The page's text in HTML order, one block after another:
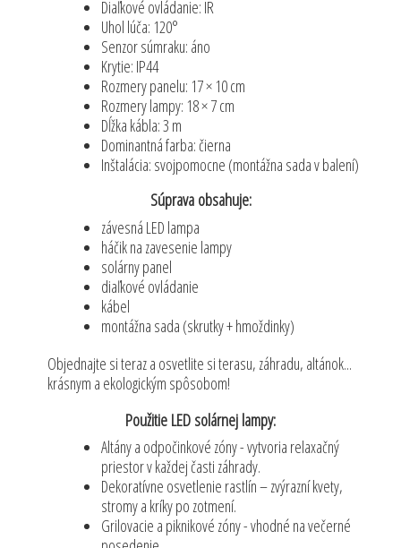
Diaľkové ovládanie: IR
Uhol lúča: 120°
Senzor súmraku: áno
Krytie: IP44
Rozmery panelu: 17 × 10 cm
Rozmery lampy: 18 × 7 cm
Dĺžka kábla: 3 m
Dominantná farba: čierna
Inštalácia: svojpomocne (montážna sada v balení)
Súprava obsahuje:
závesná LED lampa
háčik na zavesenie lampy
solárny panel
diaľkové ovládanie
kábel
montážna sada (skrutky + hmoždinky)
Objednajte si teraz a osvetlite si terasu, záhradu, altánok...
krásnym a ekologickým spôsobom!
Použitie LED solárnej lampy:
Altány a odpočinkové zóny - vytvoria relaxačný
priestor v každej časti záhrady.
Dekoratívne osvetlenie rastlín – zvýrazní kvety,
stromy a kríky po zotmení.
Grilovacie a piknikové zóny - vhodné na večerné